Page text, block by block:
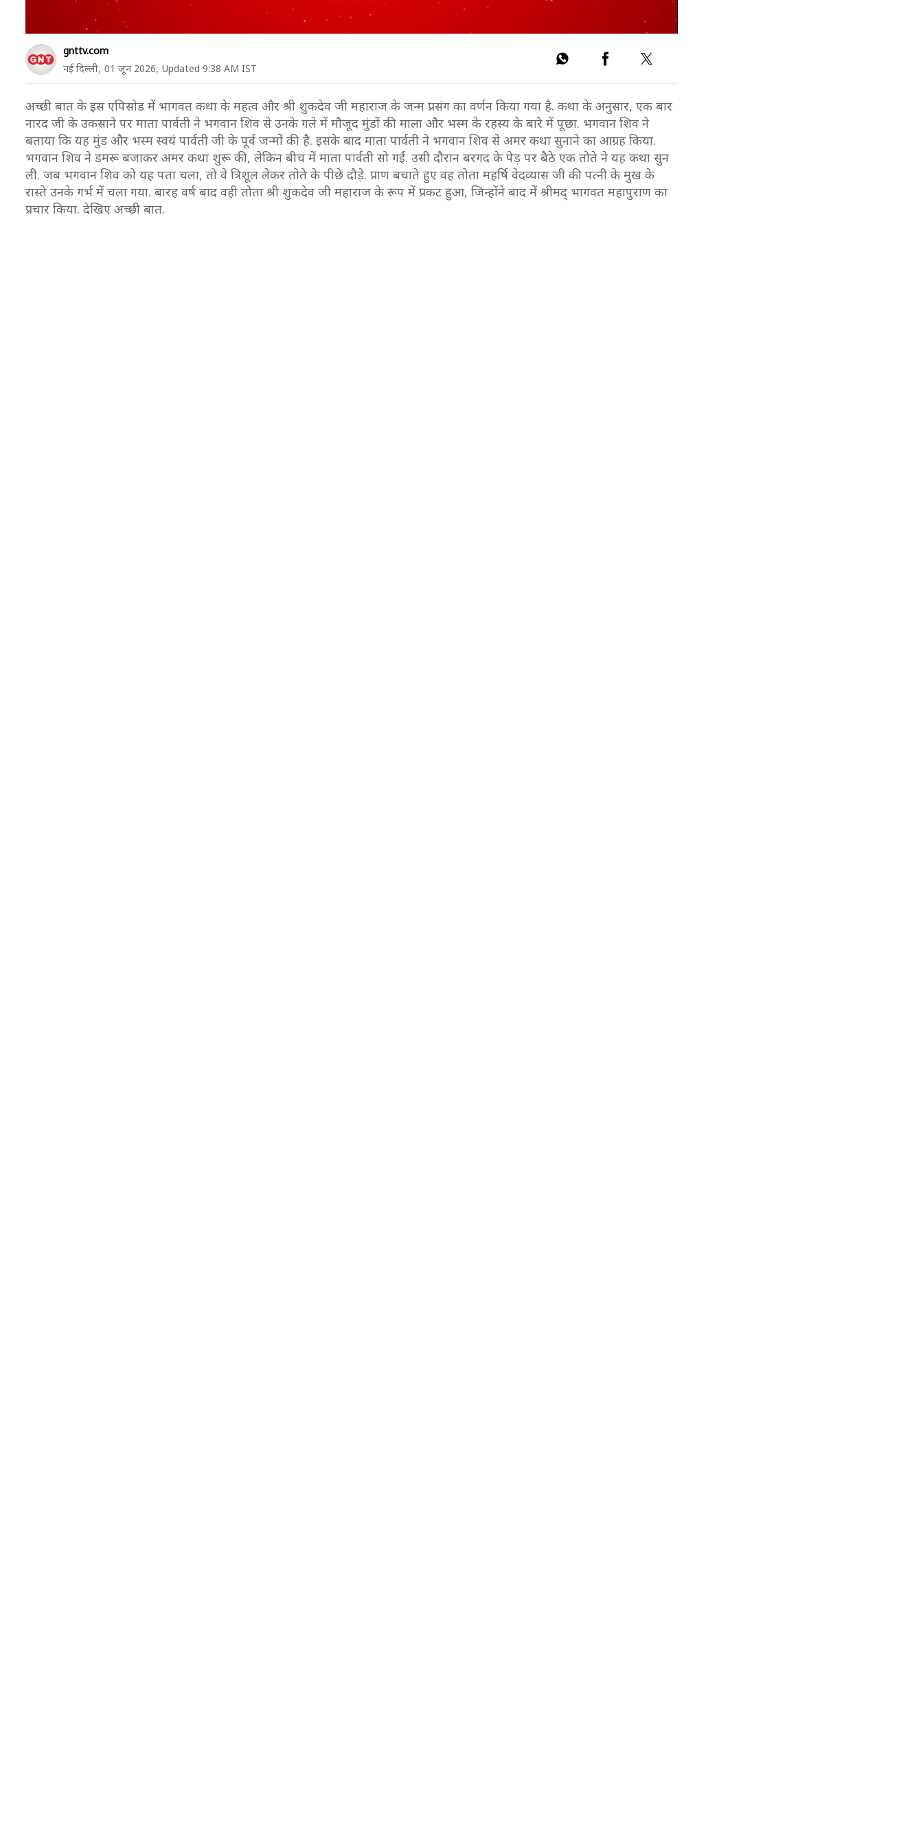
gnttv.com
नई दिल्ली, 01 जून 2026, Updated 9:38 AM IST
अच्छी बात के इस एपिसोड में भागवत कथा के महत्व और श्री शुकदेव जी महाराज के जन्म प्रसंग का वर्णन किया गया है. कथा के अनुसार, एक बार
नारद जी के उकसाने पर माता पार्वती ने भगवान शिव से उनके गले में मौजूद मुंडों की माला और भस्म के रहस्य के बारे में पूछा. भगवान शिव ने
बताया कि यह मुंड और भस्म स्वयं पार्वती जी के पूर्व जन्मों की है. इसके बाद माता पार्वती ने भगवान शिव से अमर कथा सुनाने का आग्रह किया.
भगवान शिव ने डमरू बजाकर अमर कथा शुरू की, लेकिन बीच में माता पार्वती सो गईं. उसी दौरान बरगद के पेड़ पर बैठे एक तोते ने यह कथा सुन
ली. जब भगवान शिव को यह पता चला, तो वे त्रिशूल लेकर तोते के पीछे दौड़े. प्राण बचाते हुए वह तोता महर्षि वेदव्यास जी की पत्नी के मुख के
रास्ते उनके गर्भ में चला गया. बारह वर्ष बाद वही तोता श्री शुकदेव जी महाराज के रूप में प्रकट हुआ, जिन्होंने बाद में श्रीमद् भागवत महापुराण का
प्रचार किया. देखिए अच्छी बात.